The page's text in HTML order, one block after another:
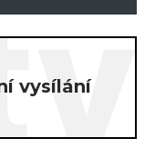
vysílání